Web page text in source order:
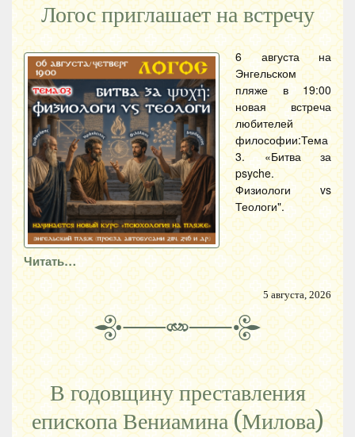
Логос приглашает на встречу
6 августа на
Энгельском
пляже в 19:00
новая встреча
любителей
философии:Тема
3. «Битва за
psyche.
Физиологи vs
Теологи".
Читать…
5 августа, 2026
В годовщину преставления
епископа Вениамина (Милова)